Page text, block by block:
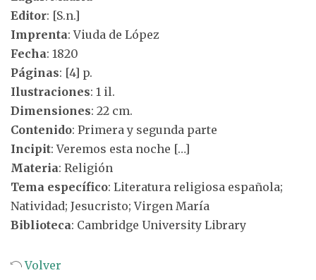
Editor: [S.n.]
Imprenta: Viuda de López
Fecha: 1820
Páginas: [4] p.
Ilustraciones: 1 il.
Dimensiones: 22 cm.
Contenido: Primera y segunda parte
Incipit: Veremos esta noche […]
Materia: Religión
Tema específico: Literatura religiosa española;
Natividad; Jesucristo; Virgen María
Biblioteca: Cambridge University Library
Volver